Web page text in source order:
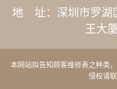
地 址：深圳市罗湖
王大
本网站拟告知顾客维修表之种类
侵权请